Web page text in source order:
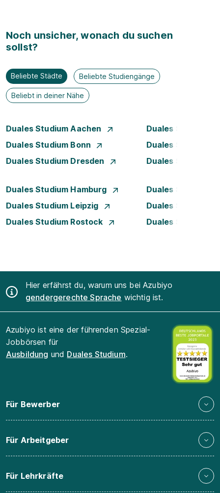
Noch unsicher, wonach du suchen
sollst?
Beliebte Städte Beliebte Studiengänge
Beliebt in deiner Nähe
Duales Studium Aachen
Duales Studium
Duales Studium Bonn
Duales Studium
Duales Studium Dresden
Duales Studium
Duales Studium Hamburg
Duales Studium
Duales Studium Leipzig
Duales Studium
Duales Studium Rostock
Duales Studium
Hier erfährst du, warum uns bei Azubiyo
gendergerechte Sprache wichtig ist.
Azubiyo ist eine der führenden Spezial-
Jobbörsen für
Ausbildung und Duales Studium.
Für Bewerber
Für Arbeitgeber
Für Lehrkräfte